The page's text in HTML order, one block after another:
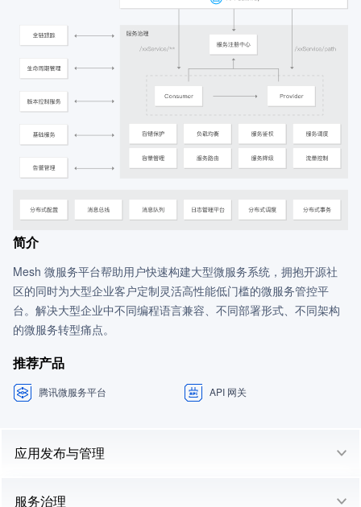
简介
Mesh 微服务平台帮助用户快速构建大型微服务系统，拥抱开源社
区的同时为大型企业客户定制灵活高性能低门槛的微服务管控平
台。解决大型企业中不同编程语言兼容、不同部署形式、不同架构
的微服务转型痛点。
推荐产品
腾讯微服务平台 API 网关
应用发布与管理
服务治理